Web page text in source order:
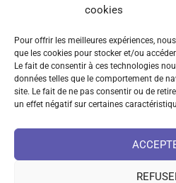
cookies
Pour offrir les meilleures expériences,
que les cookies pour stocker et/ou
Le fait de consentir à ces technologies
données telles que le comportement de
site. Le fait de ne pas consentir ou de
un effet négatif sur certaines
ne doivent jamais se substituer à un
(+41) 076 639 37 64
Fritz-Marchand 2 · 2615
info@hypno-alchimiste.com